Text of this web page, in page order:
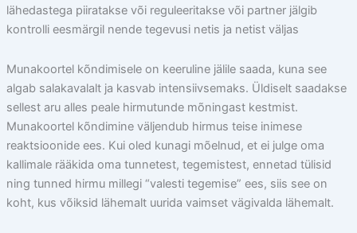
lähedastega piiratakse või reguleeritakse või partner jälgib
kontrolli eesmärgil nende tegevusi netis ja netist väljas
Munakoortel kõndimisele on keeruline jälile saada, kuna see
algab salakavalalt ja kasvab intensiivsemaks. Üldiselt saadakse
sellest aru alles peale hirmutunde mõningast kestmist.
Munakoortel kõndimine väljendub hirmus teise inimese
reaktsioonide ees. Kui oled kunagi mõelnud, et ei julge oma
kallimale rääkida oma tunnetest, tegemistest, ennetad tülisid
ning tunned hirmu millegi “valesti tegemise” ees, siis see on
koht, kus võiksid lähemalt uurida vaimset vägivalda lähemalt.